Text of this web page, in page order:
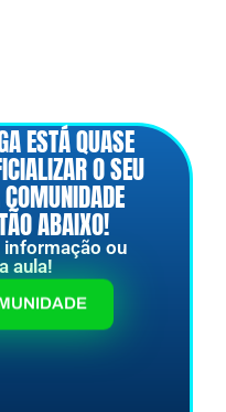
ESTÁ QUASE
O SEU
ABAIXO!
informação ou
aula!